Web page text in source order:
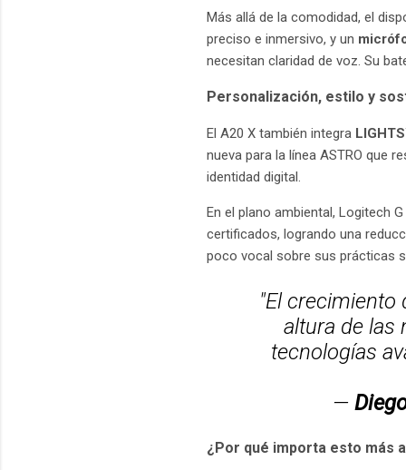
Más allá de la comodidad, el
preciso e inmersivo, y un
necesitan claridad de voz. Su
Personalización, estilo y
El A20 X también integra
nueva para la línea ASTRO que
identidad digital.
En el plano ambiental, Logitech
certificados, logrando una
poco vocal sobre sus prácticas
"El crecimiento
altura de las
tecnologías
—
¿Por qué importa esto más